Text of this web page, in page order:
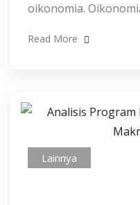
oikonomia.
Read More
Lainnya